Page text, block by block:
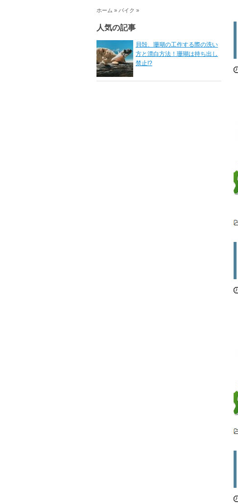
ホーム » バイク »
人気の記事
貝殻、珊瑚の工作する際の洗い
方と漂白方法！珊瑚は持ち出し
禁止!?